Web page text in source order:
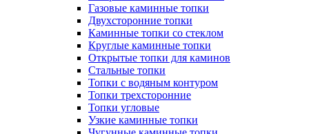
Газовые каминные топки
Двухсторонние топки
Каминные топки со стеклом
Круглые каминные топки
Открытые топки для каминов
Стальные топки
Топки с водяным контуром
Топки трехсторонние
Топки угловые
Узкие каминные топки